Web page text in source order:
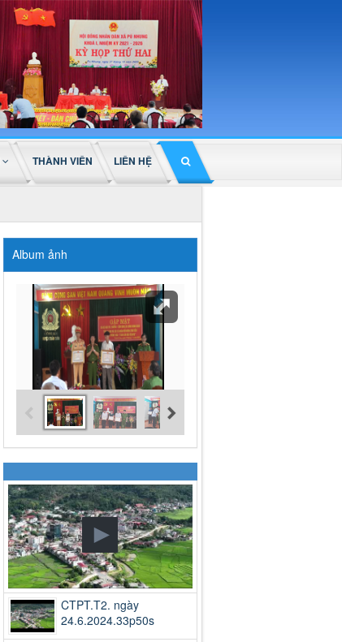
THÀNH VIÊN LIÊN HỆ
Album ảnh
CTPT.T2. ngày
24.6.2024.33p50s